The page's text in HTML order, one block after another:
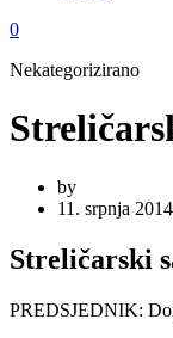
0
Nekategorizirano
by
11. srpnja 2014
Streličarski
PREDSJEDNIK: